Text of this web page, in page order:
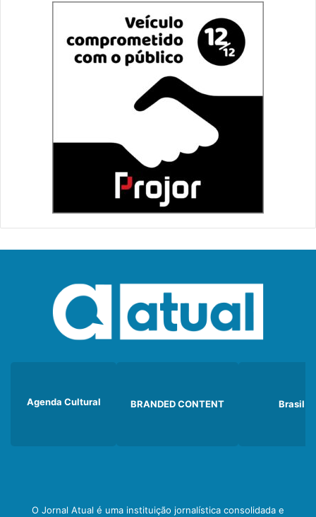
Agenda Cultural BRANDED CONTENT Brasil
O Jornal Atual é uma instituição jornalística consolidada e